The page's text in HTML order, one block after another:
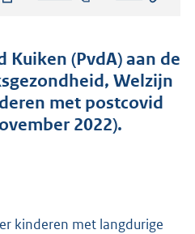
d
s
g
r
:
Kuiken (PvdA) aan de
Welzijn
met postcovid
2022).
kinderen met langdurige